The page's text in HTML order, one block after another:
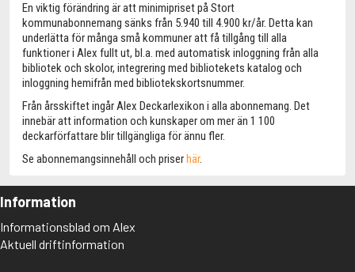
En viktig förändring är att minimipriset på Stort
kommunabonnemang sänks från 5.940 till 4.900 kr/år. Detta kan
underlätta för många små kommuner att få tillgång till alla
funktioner i Alex fullt ut, bl.a. med automatisk inloggning från alla
bibliotek och skolor, integrering med bibliotekets katalog och
inloggning hemifrån med bibliotekskortsnummer.
Från årsskiftet ingår Alex Deckarlexikon i alla abonnemang. Det
innebär att information och kunskaper om mer än 1 100
deckarförfattare blir tillgängliga för ännu fler.
Se abonnemangsinnehåll och priserhär.
Information
Informationsblad om Alex
Aktuell driftinformation